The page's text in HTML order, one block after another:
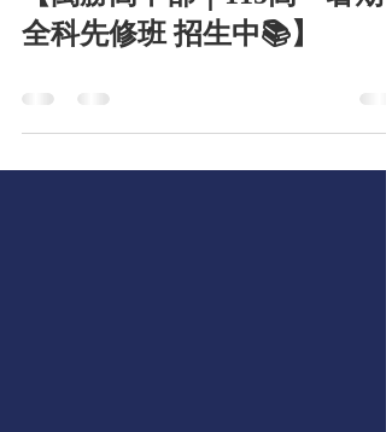
-
6月15日
讀畢需時 0 分鐘
【萬勝高中部｜115高一暑期
全科先修班 招生中📚】